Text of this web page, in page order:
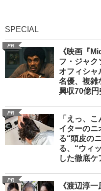
SPECIAL
PR
《映画『
フ・ジャク
オフィシャ
名優、複雑
興収70億円
PR
「えっ、
イターの
る“頭皮の
る、“ウィ
した徹底ケ
PR
《渡辺淳